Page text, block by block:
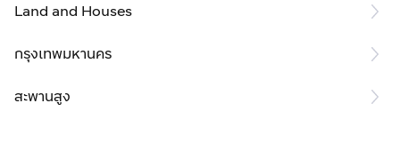
Land and Houses
กรุงเทพมหานคร
สะพานสูง